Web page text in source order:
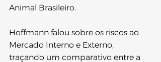
Animal Brasileiro.
Hoffmann falou sobre os riscos ao
Mercado Interno e Externo,
traçando um comparativo entre a